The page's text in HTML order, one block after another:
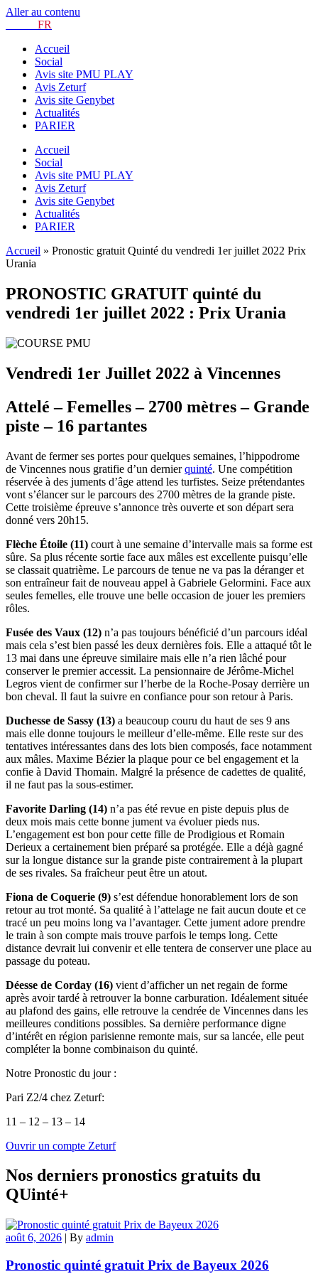
Aller au contenu
FR
Accueil
Social
Avis site PMU PLAY
Avis Zeturf
Avis site Genybet
Actualités
PARIER
Accueil
Social
Avis site PMU PLAY
Avis Zeturf
Avis site Genybet
Actualités
PARIER
Accueil » Pronostic gratuit Quinté du vendredi 1er juillet 2022 Prix
Urania
PRONOSTIC GRATUIT quinté du
vendredi 1er juillet 2022 : Prix Urania
Vendredi 1er Juillet 2022 à Vincennes
Attelé – Femelles – 2700 mètres – Grande
piste – 16 partantes
Avant de fermer ses portes pour quelques semaines, l’hippodrome
de Vincennes nous gratifie d’un dernierquinté. Une compétition
réservée à des juments d’âge attend les turfistes. Seize prétendantes
vont s’élancer sur le parcours des 2700 mètres de la grande piste.
Cette troisième épreuve s’annonce très ouverte et son départ sera
donné vers 20h15.
Flèche Étoile (11) court à une semaine d’intervalle mais sa forme est
sûre. Sa plus récente sortie face aux mâles est excellente puisqu’elle
se classait quatrième. Le parcours de tenue ne va pas la déranger et
son entraîneur fait de nouveau appel à Gabriele Gelormini. Face aux
seules femelles, elle trouve une belle occasion de jouer les premiers
rôles.
Fusée des Vaux (12) n’a pas toujours bénéficié d’un parcours idéal
mais cela s’est bien passé les deux dernières fois. Elle a attaqué tôt le
13 mai dans une épreuve similaire mais elle n’a rien lâché pour
conserver le premier accessit. La pensionnaire de Jérôme-Michel
Legros vient de confirmer sur l’herbe de la Roche-Posay derrière un
bon cheval. Il faut la suivre en confiance pour son retour à Paris.
Duchesse de Sassy (13) a beaucoup couru du haut de ses 9 ans
mais elle donne toujours le meilleur d’elle-même. Elle reste sur des
tentatives intéressantes dans des lots bien composés, face notamment
aux mâles. Maxime Bézier la plaque pour ce bel engagement et la
confie à David Thomain. Malgré la présence de cadettes de qualité,
il ne faut pas la sous-estimer.
Favorite Darling (14) n’a pas été revue en piste depuis plus de
deux mois mais cette bonne jument va évoluer pieds nus.
L’engagement est bon pour cette fille de Prodigious et Romain
Derieux a certainement bien préparé sa protégée. Elle a déjà gagné
sur la longue distance sur la grande piste contrairement à la plupart
de ses rivales. Sa fraîcheur peut être un atout.
Fiona de Coquerie (9) s’est défendue honorablement lors de son
retour au trot monté. Sa qualité à l’attelage ne fait aucun doute et ce
tracé un peu moins long va l’avantager. Cette jument adore prendre
le train à son compte mais trouve parfois le temps long. Cette
distance devrait lui convenir et elle tentera de conserver une place au
passage du poteau.
Déesse de Corday (16) vient d’afficher un net regain de forme
après avoir tardé à retrouver la bonne carburation. Idéalement située
au plafond des gains, elle retrouve la cendrée de Vincennes dans les
meilleures conditions possibles. Sa dernière performance digne
d’intérêt en région parisienne remonte mais, sur sa lancée, elle peut
compléter la bonne combinaison du quinté.
Notre Pronostic du jour :
Pari Z2/4 chez Zeturf:
11 – 12 – 13 – 14
Ouvrir un compte Zeturf
Nos derniers pronostics gratuits du
QUinté+
août 6, 2026 | By admin
Pronostic quinté gratuit Prix de Bayeux 2026